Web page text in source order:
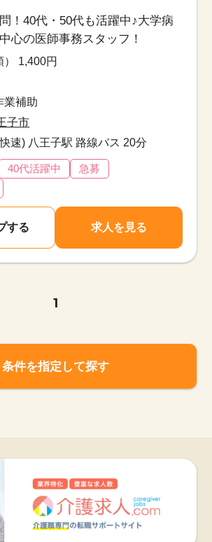
！40代・50代も活躍中♪大学病
心の医師事務スタッフ！
） 1,400円
業補助
子市
速) 八王子駅 路線バス 20分
40代活躍中
急募
する 求人を見る
1
条件を指定して探す